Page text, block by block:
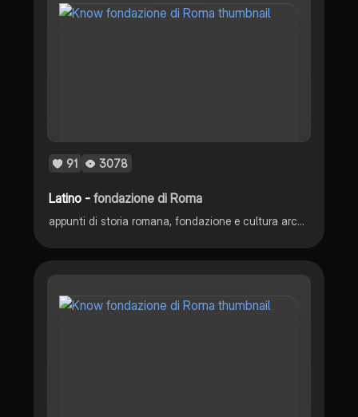
91 3078
Latino -fondazione di Roma
appunti di storia romana, fondazione e cultura arcaica. dal libro di Geraci Marcone storia romana editio minor